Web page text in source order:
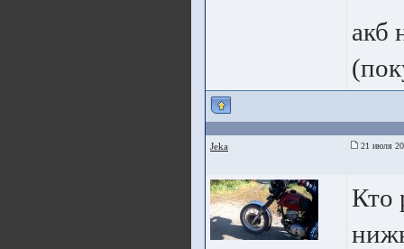
акб
Jeka 21 июля
Кто